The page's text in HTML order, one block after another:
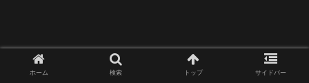
ホーム 検索 トップ サイドバー